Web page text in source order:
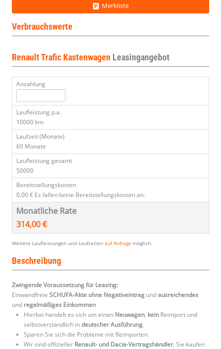
Merkliste
Verbrauchswerte
Renault Trafic Kastenwagen Leasingangebot
Anzahlung
Laufleistung p.a.
10000 km
Laufzeit (Monate)
60 Monate
Laufleistung gesamt
50000
Bereitstellungskosten
0,00 € Es fallen keine Bereitstellungskosten an.
Monatliche Rate
314,00 €
Weitere Laufleistungen und Laufzeiten auf Anfrage möglich.
Beschreibung
Zwingende Voraussetzung für Leasing:
Einwandfreie SCHUFA-Akte ohne Negativeintrag undausreichendes
und regelmäßiges Einkommen
Hierbei handelt es sich um einen Neuwagen, kein Reimport und
selbstverständlich indeutscher Ausführung.
Sparen Sie sich die Probleme mit Reimporten.
Wir sind offizieller Renault- und Dacia-Vertragshändler, Sie kaufen